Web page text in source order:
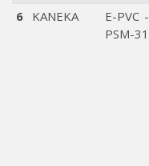
6 KANEKA
E-PVC -
PSM-31